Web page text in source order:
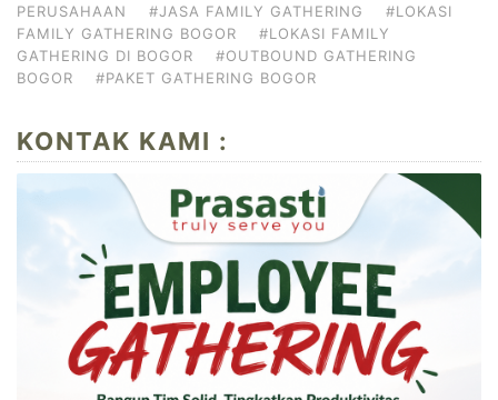
PERUSAHAAN
#JASA FAMILY GATHERING
#LOKASI
FAMILY GATHERING BOGOR
#LOKASI FAMILY
GATHERING DI BOGOR
#OUTBOUND GATHERING
BOGOR
#PAKET GATHERING BOGOR
KONTAK KAMI :